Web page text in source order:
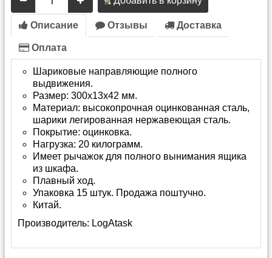
Описание Отзывы Доставка
Оплата
Шариковые направляющие полного
выдвижения.
Размер: 300х13х42 мм.
Материал: высокопрочная оцинкованная сталь,
шарики легированная нержавеющая сталь.
Покрытие: оцинковка.
Нагрузка: 20 килограмм.
Имеет рычажок для полного вынимания ящика
из шкафа.
Плавный ход.
Упаковка 15 штук. Продажа поштучно.
Китай.
Производитель: LogAtask